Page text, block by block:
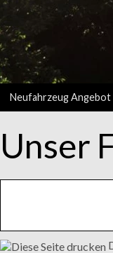
Neufahrzeug Angebot
Unser